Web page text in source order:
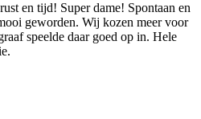
en tijd! Super dame! Spontaan en
geworden. Wij kozen meer voor
speelde daar goed op in. Hele